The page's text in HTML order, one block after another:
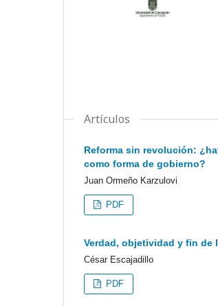
Artículos
Reforma sin revolución:
como forma de gobierno?
Juan Ormeño Karzulovi
PDF
Verdad, objetividad y fin de
César Escajadillo
PDF